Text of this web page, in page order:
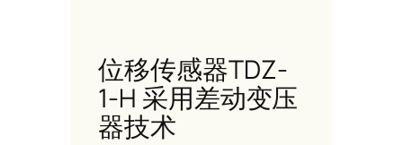
位移传感器TDZ-
1-H 采用差动变压
器技术